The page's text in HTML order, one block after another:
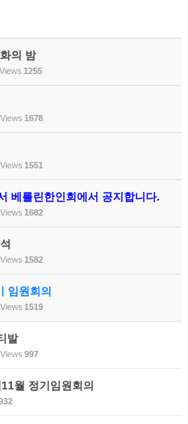
의 밤
Views 1255
Views 1678
Views 1551
베를린한인회에서 공지합니다.
Views 1682
Views 1582
임원회의
Views 1519
발
Views 997
월 정기임원회의
치북5
케치북5